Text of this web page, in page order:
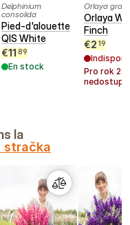
Delphinium
consolida
Pied-d'alouette
QIS White
€11 89
En stock
Orlaya
Orlaya
Finch
€2 19
Pro rok
la
stračka